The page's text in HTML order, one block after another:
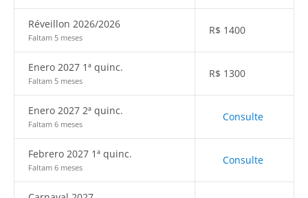
Réveillon 2026/2026
Faltam 5 meses
R$ 1400
Enero 2027 1ª quinc.
Faltam 5 meses
R$ 1300
Enero 2027 2ª quinc.
Faltam 6 meses
Consulte
Febrero 2027 1ª quinc.
Faltam 6 meses
Consulte